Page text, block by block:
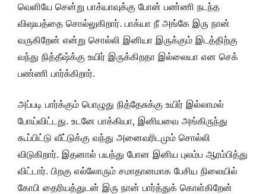
வெளியே சென்று பாக்யாவுக்கு போன் பண்ணி நடந்த
விஷயத்தை சொல்லுகிறார். பாக்யா நீ அங்கே இரு நான்
வருகிறேன் என்று சொல்லி இனியா இருக்கும் இடத்திற்கு
வந்து நித்தீஷ்க்கு உயிர் இருக்கிறதா இல்லையா என செக்
பண்ணி பார்க்கிறார்.
அப்படி பார்க்கும் பொழுது நித்தேசுக்கு உயிர் இல்லாமல்
போய்விட்டது. உடனே பாக்கியா, இனியவை அங்கிருந்து
கூப்பிட்டு வீட்டுக்கு வந்து அனைவரிடமும் சொல்லி
விடுகிறார். இதனால் பயந்து போன இனிய புலம்ப ஆரம்பித்து
விட்டார். பிறகு எல்லோரும் சமாதானமாக பேசிய நிலையில்
கோபி தைரியத்துடன் இரு நான் பார்த்துக் கொள்கிறேன்